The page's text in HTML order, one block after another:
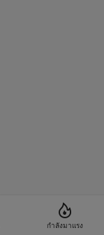
กำลังมาแรง